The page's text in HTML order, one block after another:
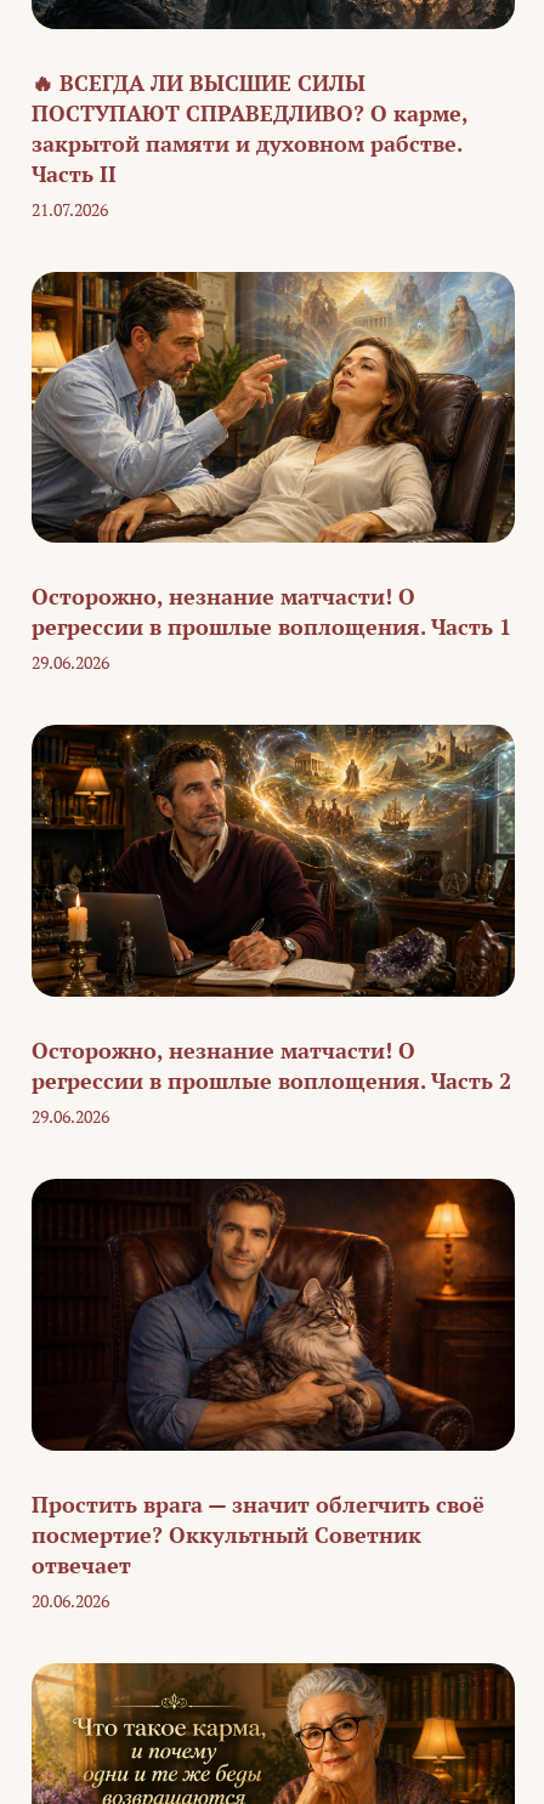
🔥 ВСЕГДА ЛИ ВЫСШИЕ СИЛЫ
ПОСТУПАЮТ СПРАВЕДЛИВО? О карме,
закрытой памяти и духовном рабстве.
Часть II
21.07.2026
Осторожно, незнание матчасти! О
регрессии в прошлые воплощения. Часть 1
29.06.2026
Осторожно, незнание матчасти! О
регрессии в прошлые воплощения. Часть 2
29.06.2026
Простить врага — значит облегчить своё
посмертие? Оккультный Советник
отвечает
20.06.2026